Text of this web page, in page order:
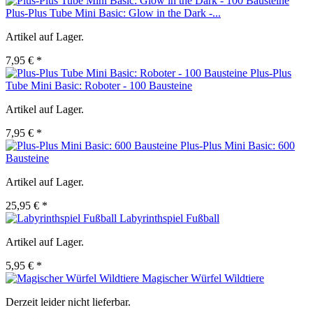
Plus-Plus Tube Mini Basic: Glow in the Dark -...
Artikel auf Lager.
7,95 € *
Plus-Plus
Tube Mini Basic: Roboter - 100 Bausteine
Artikel auf Lager.
7,95 € *
Plus-Plus Mini Basic: 600
Bausteine
Artikel auf Lager.
25,95 € *
Labyrinthspiel Fußball
Artikel auf Lager.
5,95 € *
Magischer Würfel Wildtiere
Derzeit leider nicht lieferbar.